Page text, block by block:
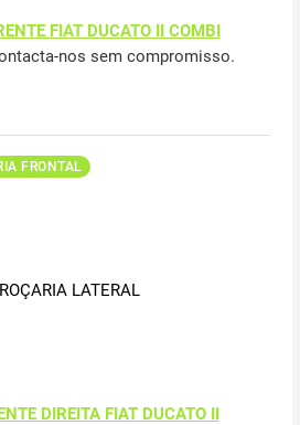
FIAT DUCATO II COMBI
nos sem compromisso.
FRONTAL
LATERAL
DIREITA FIAT DUCATO II